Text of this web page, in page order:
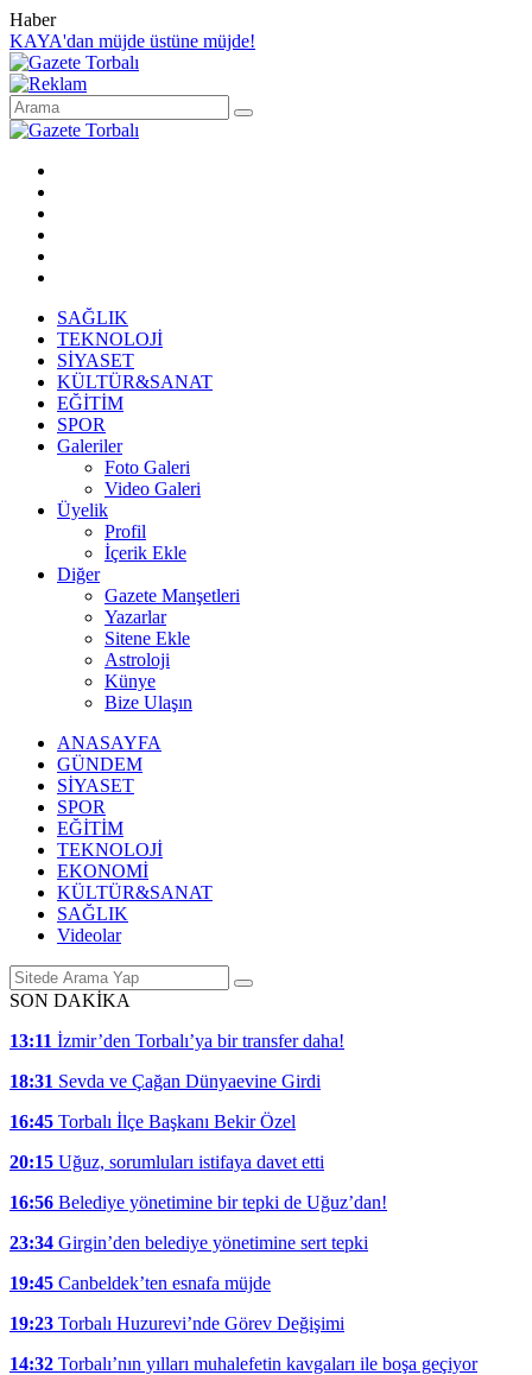
Haber
KAYA'dan müjde üstüne müjde!
SAĞLIK
TEKNOLOJİ
SİYASET
KÜLTÜR&SANAT
EĞİTİM
SPOR
Galeriler
Foto Galeri
Video Galeri
Üyelik
Profil
İçerik Ekle
Diğer
Gazete Manşetleri
Yazarlar
Sitene Ekle
Astroloji
Künye
Bize Ulaşın
ANASAYFA
GÜNDEM
SİYASET
SPOR
EĞİTİM
TEKNOLOJİ
EKONOMİ
KÜLTÜR&SANAT
SAĞLIK
Videolar
SON DAKİKA
13:11 İzmir’den Torbalı’ya bir transfer daha!
18:31 Sevda ve Çağan Dünyaevine Girdi
16:45 Torbalı İlçe Başkanı Bekir Özel
20:15 Uğuz, sorumluları istifaya davet etti
16:56 Belediye yönetimine bir tepki de Uğuz’dan!
23:34 Girgin’den belediye yönetimine sert tepki
19:45 Canbeldek’ten esnafa müjde
19:23 Torbalı Huzurevi’nde Görev Değişimi
14:32 Torbalı’nın yılları muhalefetin kavgaları ile boşa geçiyor